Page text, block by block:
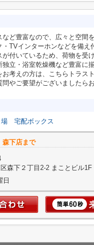
ど豊富なので、広々と空間
TVインターホンなどを備え
付いているため、荷物を受
立・浴室乾燥機など豊富に
お考えの方は、こちらトラ
やご要望がございましたら
宅配ボックス
下店まで
森下２丁目2-2 まことビル1F
日